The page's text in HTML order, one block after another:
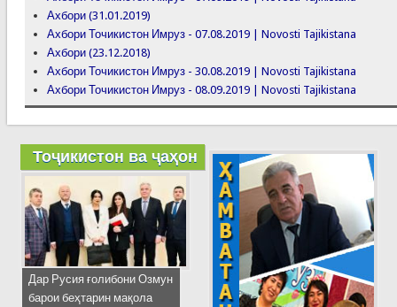
Ахбори (31.01.2019)
Ахбори Точикистон Имруз - 07.08.2019 | Novosti Tajikistana
Ахбори (23.12.2018)
Ахбори Точикистон Имруз - 30.08.2019 | Novosti Tajikistana
Ахбори Точикистон Имруз - 08.09.2019 | Novosti Tajikistana
Тоҷикистон ва ҷаҳон
Дар Русия ғолибони Озмун
барои беҳтарин мақола